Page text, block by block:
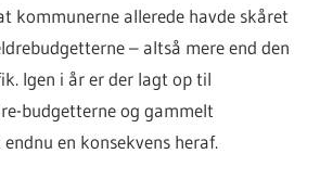
kommunerne allerede havde skåret
– altså mere end den
Igen i år er der lagt op til
budgetterne og gammelt
en konsekvens heraf.